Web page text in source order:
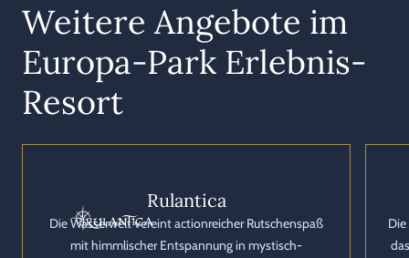
Weitere Angebote im
Europa-Park Erlebnis-
Resort
Rulantica
Die Wasserwelt vereint actionreicher Rutschenspaß
mit himmlischer Entspannung in mystisch-